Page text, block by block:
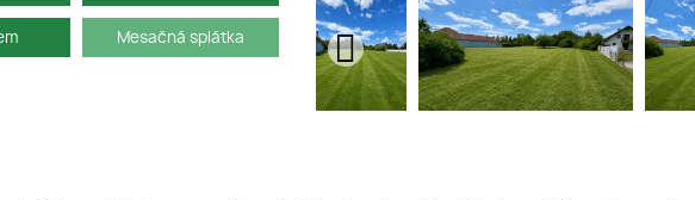
Mesačná splátka